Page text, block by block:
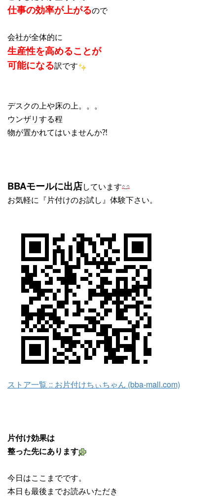
仕事の効率が上がるので
会社が全体的に
生産性を高めることが
可能になる訳です
デスクの上や床の上。。。
ウンザリする程
物が置かれてはいませんか⁈
BBAモールに出店しています
お気軽に『片付けのお試し』体験下さい。
ストア一覧 :: お片付けちぃちゃん (bba-mall.com)
片付け効果は
整った先にあります
今日はここまでです。
本日も最後までお読みいただき